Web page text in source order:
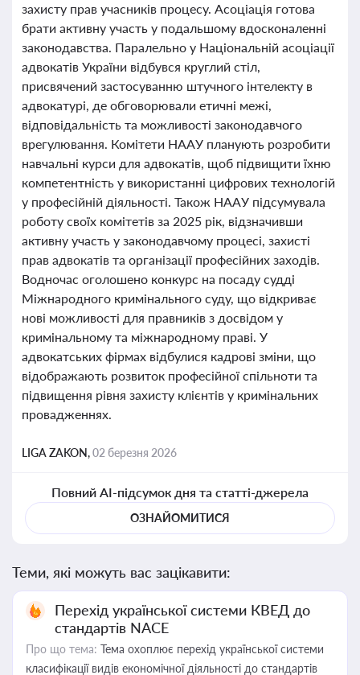
захисту прав учасників процесу. Асоціація готова
брати активну участь у подальшому вдосконаленні
законодавства. Паралельно у Національній асоціації
адвокатів України відбувся круглий стіл,
присвячений застосуванню штучного інтелекту в
адвокатурі, де обговорювали етичні межі,
відповідальність та можливості законодавчого
врегулювання. Комітети НААУ планують розробити
навчальні курси для адвокатів, щоб підвищити їхню
компетентність у використанні цифрових технологій
у професійній діяльності. Також НААУ підсумувала
роботу своїх комітетів за 2025 рік, відзначивши
активну участь у законодавчому процесі, захисті
прав адвокатів та організації професійних заходів.
Водночас оголошено конкурс на посаду судді
Міжнародного кримінального суду, що відкриває
нові можливості для правників з досвідом у
кримінальному та міжнародному праві. У
адвокатських фірмах відбулися кадрові зміни, що
відображають розвиток професійної спільноти та
підвищення рівня захисту клієнтів у кримінальних
провадженнях.
LIGA ZAKON,02 березня 2026
Повний AI-підсумок дня та статті-джерела
ОЗНАЙОМИТИСЯ
Теми, які можуть вас зацікавити:
Перехід української системи КВЕД до
стандартів NACE
Про що тема: Тема охоплює перехід української системи
класифікації видів економічної діяльності до стандартів